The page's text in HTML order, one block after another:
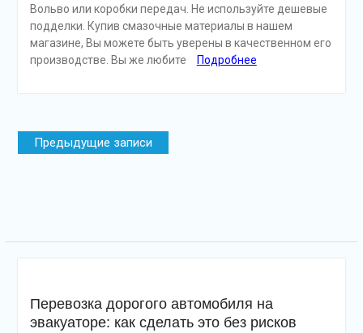
Вольво или коробки передач. Не используйте дешевые
подделки. Купив смазочные материалы в нашем
магазине, Вы можете быть уверены в качественном его
производстве. Вы же любите
Подробнее
Навигация
по
Предыдущие записи
Перевозка дорогого автомобиля на
эвакуаторе: как сделать это без рисков